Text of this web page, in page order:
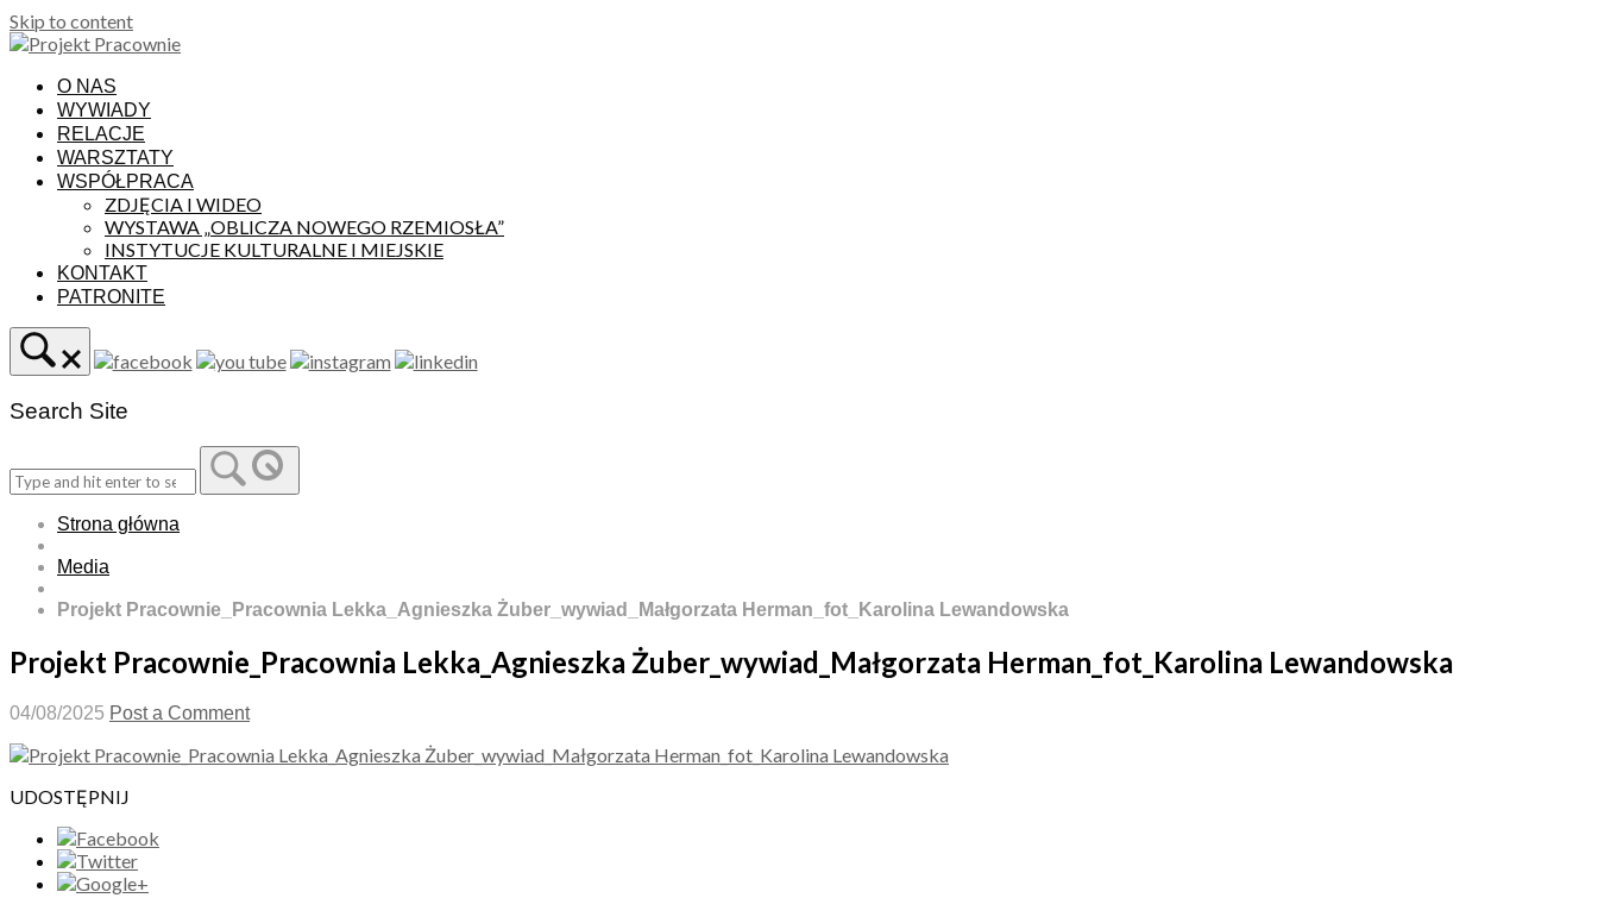
Skip to content
O NAS
WYWIADY
RELACJE
WARSZTATY
WSPÓŁPRACA
ZDJĘCIA I WIDEO
WYSTAWA „OBLICZA NOWEGO RZEMIOSŁA”
INSTYTUCJE KULTURALNE I MIEJSKIE
KONTAKT
PATRONITE
Search Site
Strona główna
Media
Projekt Pracownie_Pracownia Lekka_Agnieszka Żuber_wywiad_Małgorzata Herman_fot_Karolina Lewandowska
Projekt Pracownie_Pracownia Lekka_Agnieszka Żuber_wywiad_Małgorzata Herman_fot_Karolina Lewandowska
04/08/2025 Post a Comment
UDOSTĘPNIJ